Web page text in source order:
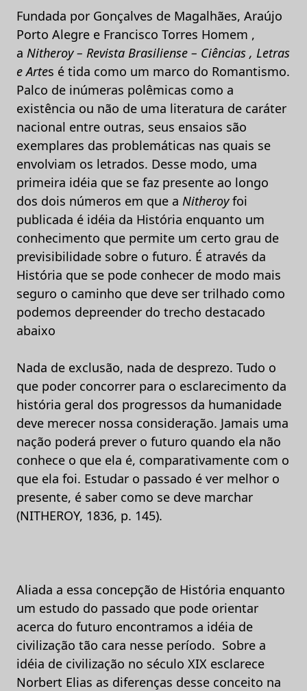
Fundada por Gonçalves de Magalhães, Araújo
Porto Alegre e Francisco Torres Homem ,
a Nitheroy – Revista Brasiliense – Ciências , Letras
e Artes é tida como um marco do Romantismo.
Palco de inúmeras polêmicas como a
existência ou não de uma literatura de caráter
nacional entre outras, seus ensaios são
exemplares das problemáticas nas quais se
envolviam os letrados. Desse modo, uma
primeira idéia que se faz presente ao longo
dos dois números em que a Nitheroyfoi
publicada é idéia da História enquanto um
conhecimento que permite um certo grau de
previsibilidade sobre o futuro. É através da
História que se pode conhecer de modo mais
seguro o caminho que deve ser trilhado como
podemos depreender do trecho destacado
abaixo
Nada de exclusão, nada de desprezo. Tudo o
que poder concorrer para o esclarecimento da
história geral dos progressos da humanidade
deve merecer nossa consideração. Jamais uma
nação poderá prever o futuro quando ela não
conhece o que ela é, comparativamente com o
que ela foi. Estudar o passado é ver melhor o
presente, é saber como se deve marchar
(NITHEROY, 1836, p. 145).
Aliada a essa concepção de História enquanto
um estudo do passado que pode orientar
acerca do futuro encontramos a idéia de
civilização tão cara nesse período. Sobre a
idéia de civilização no século XIX esclarece
Norbert Elias as diferenças desse conceito na